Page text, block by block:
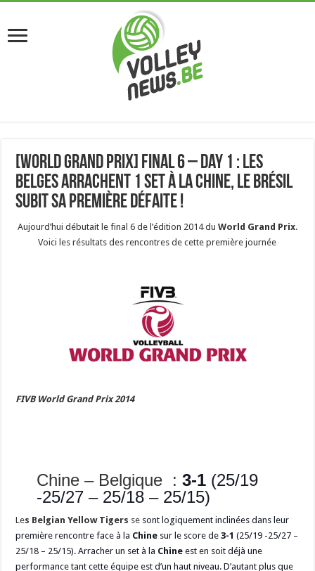
[World Grand Prix] Final 6 – Day 1 : Les
belges arrachent 1 set à la Chine, le Brésil
subit sa première défaite !
Aujourd’hui débutait le final 6 de l’édition 2014 du World Grand Prix.
Voici les résultats des rencontres de cette première journée
FIVB World Grand Prix 2014
Chine – Belgique :3-1 (25/19
-25/27 – 25/18 – 25/15)
Les Belgian Yellow Tigers se sont logiquement inclinées dans leur
première rencontre face à la Chine sur le score de3-1 (25/19 -25/27 –
25/18 – 25/15). Arracher un set à la Chine est en soit déjà une
performance tant cette équipe est d’un haut niveau. D’autant plus que